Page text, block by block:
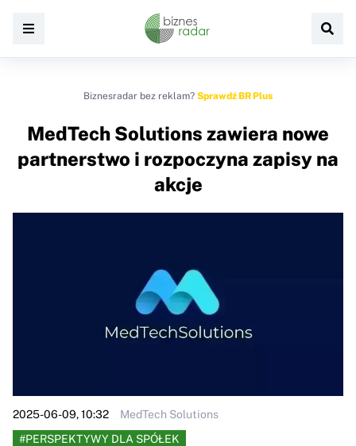
Biznesradar bez reklam? Sprawdź BR Plus
MedTech Solutions zawiera nowe
partnerstwo i rozpoczyna zapisy na
akcje
2025-06-09, 10:32
MedTech Solutions
#PERSPEKTYWY DLA SPÓŁEK